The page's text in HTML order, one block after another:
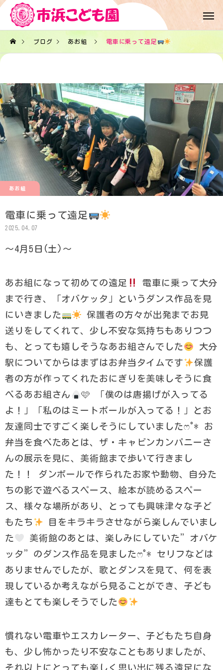
ブログ あお組 電車に乗って遠足
あお組
電車に乗って遠足
2025.04.07
〜4月5日(土)〜
あお組になって初めての遠足
電車に乗って大分
まで行き、「オバケッタ」というダンス作品を見
にいきました
保護者の方々が出発までお見
送りをしてくれて、少し不安な気持ちもありつつ
も、とっても嬉しそうなあお組さんでした
大分
駅についてからはまずはお弁当タイムです
保護
者の方が作ってくれたおにぎりを美味しそうに食
べるあお組さん
🩷 「僕のは唐揚げが入ってる
よ！」「私のはミートボールが入ってる！」とお
友達同士ですごく楽しそうにしていましたෆ˚* お
弁当を食べたあとは、ザ・キャビンカンパニーさ
んの展示を見に、美術館まで歩いて行きまし
た！！ ダンボールで作られたお家や動物、自分た
ちの影で遊べるスペース、絵本が読めるスペー
ス、様々な場所があり、とっても興味津々な子ど
もたち
目をキラキラさせながら楽しんでいまし
た‎
美術館のあとは、楽しみにしていた”オバケ
ッタ”のダンス作品を見ましたෆ˚* セリフなどは
ありませんでしたが、歌とダンスを見て、何を表
現しているか考えながら見ることができ、子ども
達もとても楽しそうでした
慣れない電車やエスカレーター、子どもたち自身
も、少し怖かったり不安なこともありましたが、
それ以上にとっても楽しく思い出に残る遠足にな